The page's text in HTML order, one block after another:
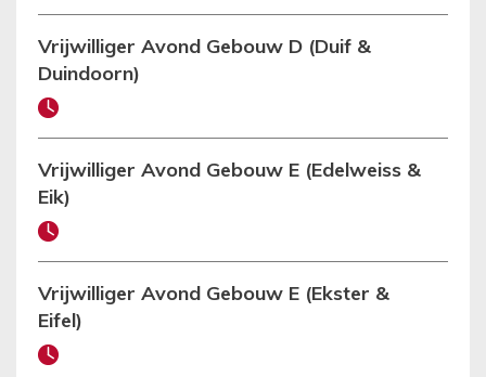
Vrijwilliger Avond Gebouw D (Duif &
Duindoorn)
Vrijwilliger Avond Gebouw E (Edelweiss &
Eik)
Vrijwilliger Avond Gebouw E (Ekster &
Eifel)